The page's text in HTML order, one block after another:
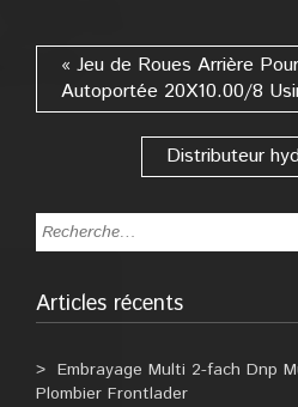
« Jeu de Roues Arrière
Autoportée 20X10.00/8
Distributeur
Articles récents
Embrayage Multi 2-fach Dnp
Plombier Frontlader